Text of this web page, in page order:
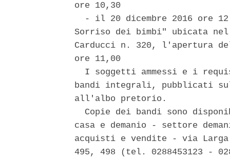
ore 10,30
- il 20 dicembre 2016 ore
Sorriso dei bimbi" ubicata
Carducci n. 320, l'apertura
ore 11,00
I soggetti ammessi e i
bandi integrali, pubblicati
all'albo pretorio.
Copie dei bandi sono
casa e demanio - settore
acquisti e vendite - via
495, 498 (tel. 0288453123 -